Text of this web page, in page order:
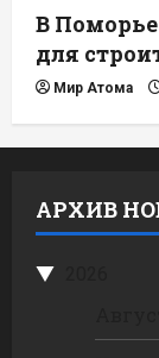
В
для
Мир Атома
АРХИВ